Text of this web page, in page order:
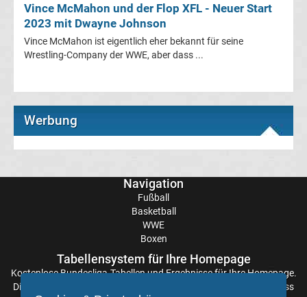
live
im
TV
Tabellen
&
Ergebnisse
Vince McMahon und der Flop XFL - Neuer Start
2023 mit Dwayne Johnson
Vince McMahon ist eigentlich eher bekannt für seine
Wrestling-Company der WWE, aber dass ...
Werbung
Navigation
Fußball
Basketball
WWE
Boxen
Tabellensystem für Ihre Homepage
KostenloseBundesliga-Tabellenund Ergebnisse für Ihre Homepage.
Die Aktualisierung der Ergebnisse erfolgt alle paar Minuten, sodass